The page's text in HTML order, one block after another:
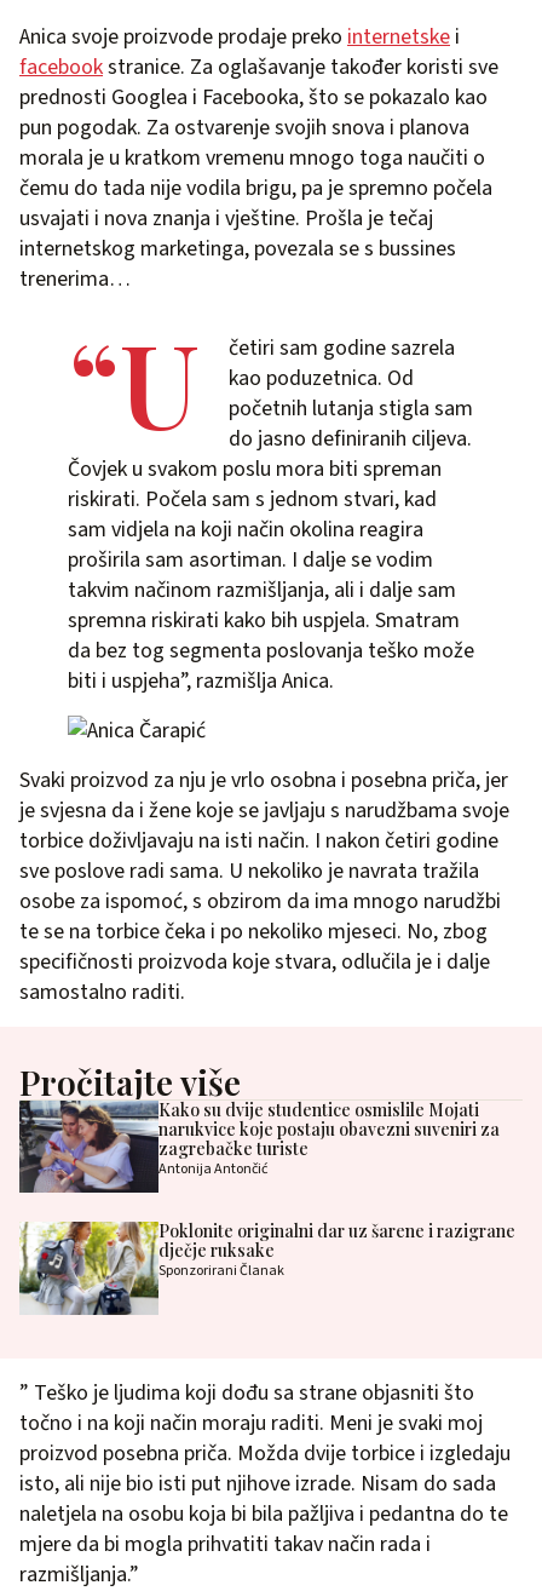
Anica svoje proizvode prodaje preko internetske i
facebookstranice. Za oglašavanje također koristi sve
prednosti Googlea i Facebooka, što se pokazalo kao
pun pogodak. Za ostvarenje svojih snova i planova
morala je u kratkom vremenu mnogo toga naučiti o
čemu do tada nije vodila brigu, pa je spremno počela
usvajati i nova znanja i vještine. Prošla je tečaj
internetskog marketinga, povezala se s bussines
trenerima…
“U
četiri sam godine sazrela
kao poduzetnica. Od
početnih lutanja stigla sam
do jasno definiranih ciljeva.
Čovjek u svakom poslu mora biti spreman
riskirati. Počela sam s jednom stvari, kad
sam vidjela na koji način okolina reagira
proširila sam asortiman. I dalje se vodim
takvim načinom razmišljanja, ali i dalje sam
spremna riskirati kako bih uspjela. Smatram
da bez tog segmenta poslovanja teško može
biti i uspjeha”, razmišlja Anica.
Svaki proizvod za nju je vrlo osobna i posebna priča, jer
je svjesna da i žene koje se javljaju s narudžbama svoje
torbice doživljavaju na isti način. I nakon četiri godine
sve poslove radi sama. U nekoliko je navrata tražila
osobe za ispomoć, s obzirom da ima mnogo narudžbi
te se na torbice čeka i po nekoliko mjeseci. No, zbog
specifičnosti proizvoda koje stvara, odlučila je i dalje
samostalno raditi.
Pročitajte više
Kako su dvije studentice osmislile Mojati
narukvice koje postaju obavezni suveniri za
zagrebačke turiste
Antonija Antončić
Poklonite originalni dar uz šarene i razigrane
dječje ruksake
Sponzorirani Članak
” Teško je ljudima koji dođu sa strane objasniti što
točno i na koji način moraju raditi. Meni je svaki moj
proizvod posebna priča. Možda dvije torbice i izgledaju
isto, ali nije bio isti put njihove izrade. Nisam do sada
naletjela na osobu koja bi bila pažljiva i pedantna do te
mjere da bi mogla prihvatiti takav način rada i
razmišljanja.”